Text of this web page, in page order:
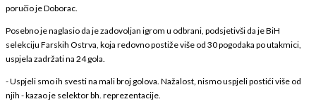
poručio je Doborac.
Posebno je naglasio da je zadovoljan igrom u odbrani, podsjetivši da je BiH
selekciju Farskih Ostrva, koja redovno postiže više od 30 pogodaka po utakmici,
uspjela zadržati na 24 gola.
- Uspjeli smo ih svesti na mali broj golova. Nažalost, nismo uspjeli postići više od
njih - kazao je selektor bh. reprezentacije.